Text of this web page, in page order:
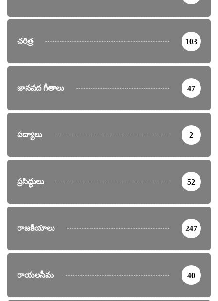
చరిత్ర 103
జానపద గీతాలు 47
పద్యాలు 2
ప్రసిద్ధులు 52
రాజకీయాలు 247
రాయలసీమ 40